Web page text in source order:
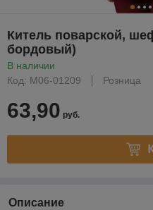
Китель поварской,
бордовый)
В наличии
Код: М06-01209
Розница
63,90 руб.
Описание